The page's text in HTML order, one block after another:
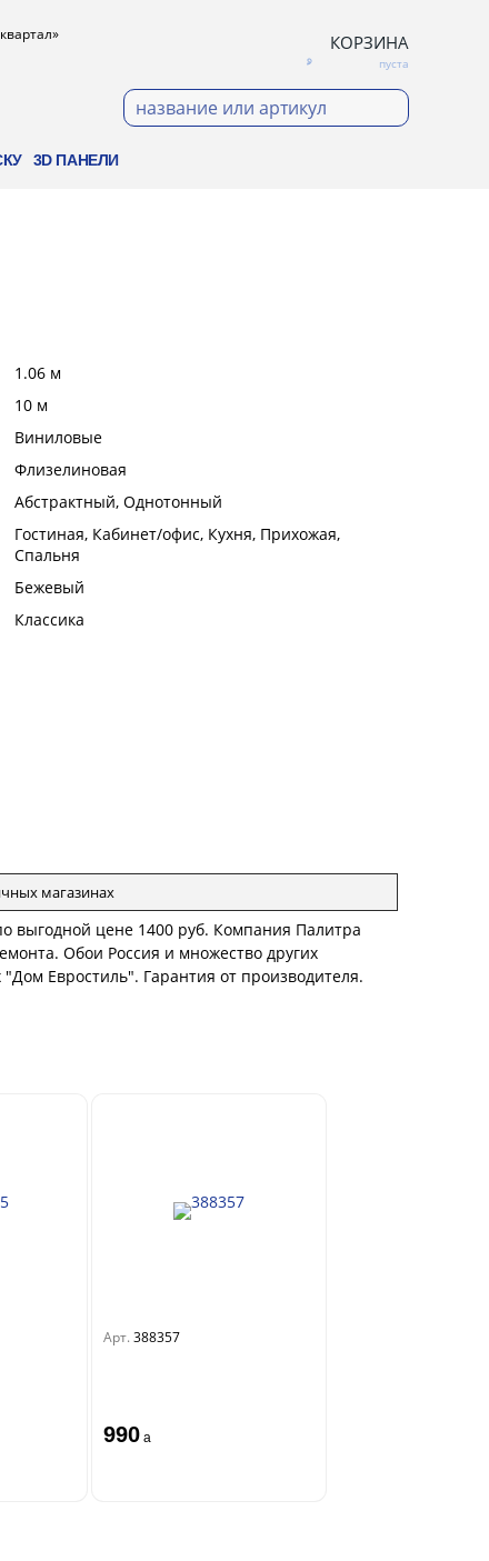
КОРЗИНА
пуста
3D ПАНЕЛИ
1.06 м
10 м
Виниловые
Флизелиновая
Абстрактный, Однотонный
Гостиная, Кабинет/офис, Кухня, Прихожая,
Спальня
Бежевый
Классика
магазинах
выгодной цене 1400 руб. Компания Палитра
Обои Россия и множество других
Евростиль". Гарантия от производителя.
Арт. 388357
990 a